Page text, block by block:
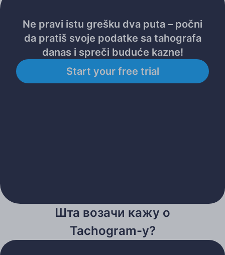
Ne pravi istu grešku dva puta – počni
da pratiš svoje podatke sa tahografa
danas i spreči buduće kazne!
Start your free trial
Шта возачи кажу о
Tachogram-у?